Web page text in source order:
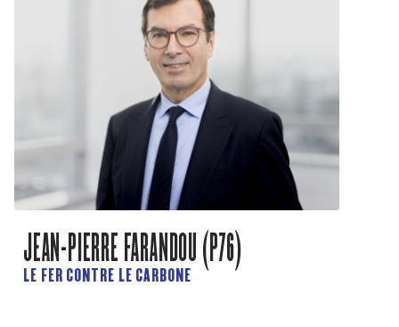
JEAN-PIERRE FARANDOU (P76)
LE FER CONTRE LE CARBONE